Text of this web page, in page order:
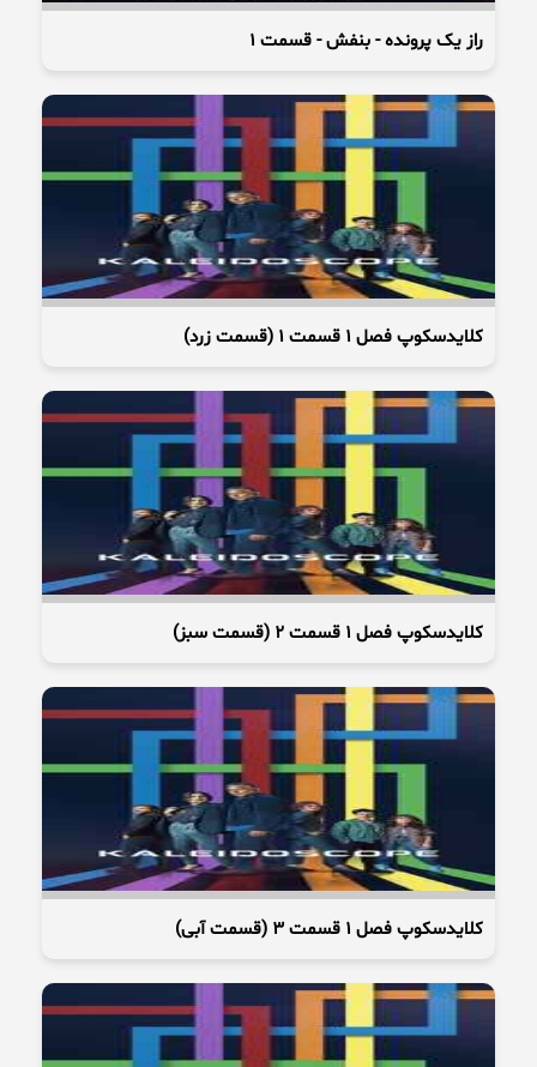
راز یک پرونده - بنفش - قسمت 1
کلایدسکوپ فصل 1 قسمت 1 (قسمت زرد)
کلایدسکوپ فصل 1 قسمت 2 (قسمت سبز)
کلایدسکوپ فصل 1 قسمت 3 (قسمت آبی)